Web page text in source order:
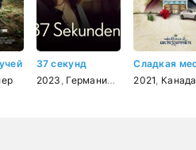
, триллер, комедия
37 секунд
2023 Германия , драма
2021 Канада